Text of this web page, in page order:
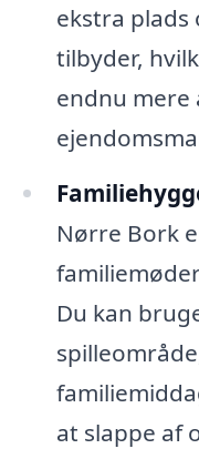
ekstra
tilbyder,
endnu mere
Nørre Bork
Du kan
at slappe af